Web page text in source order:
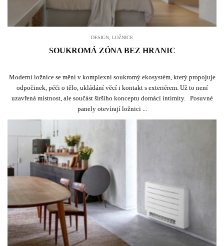
DESIGN LOŽNICE
SOUKROMÁ ZÓNA BEZ HRANIC
Moderní ložnice se mění v komplexní soukromý ekosystém, který propojuje
odpočinek, péči o tělo, ukládání věcí i kontakt s exteriérem. Už to není
uzavřená místnost, ale součást širšího konceptu domácí intimity. Posuvné
panely otevírají ložnici ...